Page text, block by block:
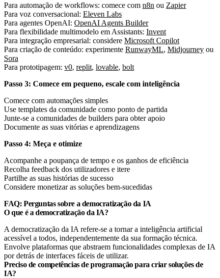
Para automação de workflows: comece com n8n ou Zapier
Para voz conversacional: Eleven Labs
Para agentes OpenAI: OpenAI Agents Builder
Para flexibilidade multimodelo em Assistants: Invent
Para integração empresarial: considere Microsoft Copilot
Para criação de conteúdo: experimente RunwayML, Midjourney ou
Sora
Para prototipagem: v0, replit, lovable, bolt
Passo 3: Comece em pequeno, escale com inteligência
Comece com automações simples
Use templates da comunidade como ponto de partida
Junte-se a comunidades de builders para obter apoio
Documente as suas vitórias e aprendizagens
Passo 4: Meça e otimize
Acompanhe a poupança de tempo e os ganhos de eficiência
Recolha feedback dos utilizadores e itere
Partilhe as suas histórias de sucesso
Considere monetizar as soluções bem-sucedidas
FAQ: Perguntas sobre a democratização da IA
O que é a democratização da IA?
A democratização da IA refere-se a tornar a inteligência artificial
acessível a todos, independentemente da sua formação técnica.
Envolve plataformas que abstraem funcionalidades complexas de IA
por detrás de interfaces fáceis de utilizar.
Preciso de competências de programação para criar soluções de
IA?